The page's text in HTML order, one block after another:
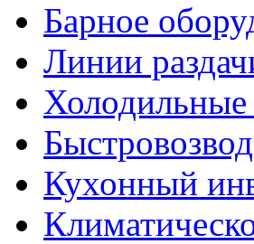
Барное
Линии
Холодильные
Кухонный